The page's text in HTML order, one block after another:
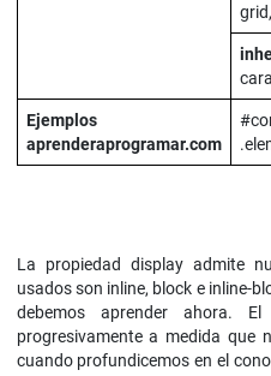
Ejemplos
aprenderaprogramar.com
La propiedad display admite
usados son inline, block e inline-
debemos aprender ahora.
progresivamente a medida que
cuando profundicemos en el